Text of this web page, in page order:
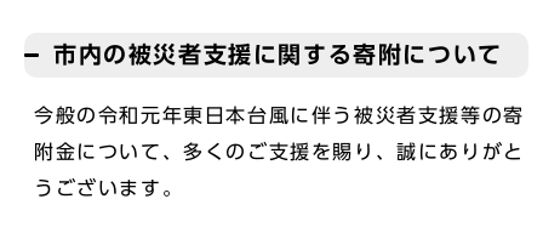
市内の被災者支援に関する寄附について
今般の令和元年東日本台風に伴う被災者支援等の寄
附金について、多くのご支援を賜り、誠にありがと
うございます。